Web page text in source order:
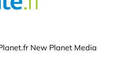
New Planet Media